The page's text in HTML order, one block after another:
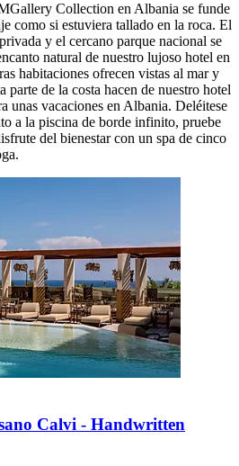
Collection en Albania se funde
como si estuviera tallado en la roca. El
y el cercano parque nacional se
natural de nuestro lujoso hotel en
habitaciones ofrecen vistas al mar y
parte de la costa hacen de nuestro hotel
unas vacaciones en Albania. Deléitese
a la piscina de borde infinito, pruebe
del bienestar con un spa de cinco
Calvi - Handwritten